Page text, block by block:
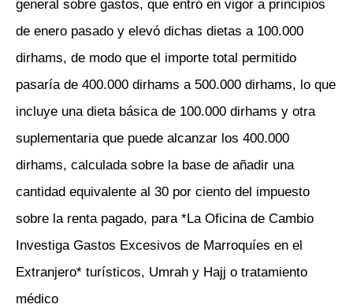
general sobre gastos, que entró en vigor a principios
de enero pasado y elevó dichas dietas a 100.000
dirhams, de modo que el importe total permitido
pasaría de 400.000 dirhams a 500.000 dirhams, lo que
incluye una dieta básica de 100.000 dirhams y otra
suplementaria que puede alcanzar los 400.000
dirhams, calculada sobre la base de añadir una
cantidad equivalente al 30 por ciento del impuesto
sobre la renta pagado, para *La Oficina de Cambio
Investiga Gastos Excesivos de Marroquíes en el
Extranjero* turísticos, Umrah y Hajj o tratamiento
médico